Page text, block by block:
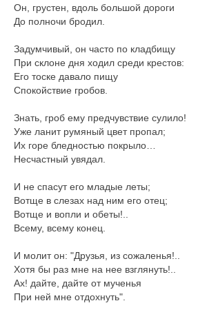
Он, грустен, вдоль большой дороги
До полночи бродил.
Задумчивый, он часто по кладбищу
При склоне дня ходил среди крестов:
Его тоске давало пищу
Спокойствие гробов.
Знать, гроб ему предчувствие сулило!
Уже ланит румяный цвет пропал;
Их горе бледностью покрыло…
Несчастный увядал.
И не спасут его младые леты;
Вотще в слезах над ним его отец;
Вотще и вопли и обеты!..
Всему, всему конец.
И молит он: "Друзья, из сожаленья!..
Хотя бы раз мне на нее взглянуть!..
Ах! дайте, дайте от мученья
При ней мне отдохнуть".